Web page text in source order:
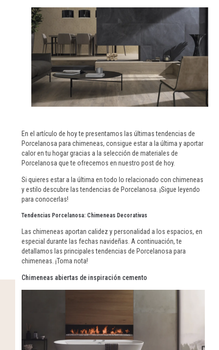
En el artículo de hoy te presentamos las últimas tendencias de
Porcelanosa para chimeneas, consigue estar a la última y aportar
calor en tu hogar gracias a la selección de materiales de
Porcelanosa que te ofrecemos en nuestro post de hoy.
Si quieres estar a la última en todo lo relacionado con chimeneas
y estilo descubre las tendencias de Porcelanosa. ¡Sigue leyendo
para conocerlas!
Tendencias Porcelanosa: Chimeneas Decorativas
Las chimeneas aportan calidez y personalidad a los espacios, en
especial durante las fechas navideñas. A continuación, te
detallamos las principales tendencias de Porcelanosa para
chimeneas. ¡Toma nota!
Chimeneas abiertas de inspiración cemento